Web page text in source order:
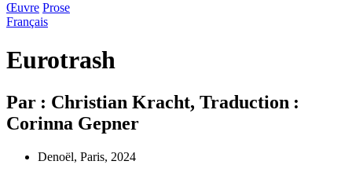
Œuvre Prose
Français
Eurotrash
Par : Christian Kracht, Traduction :
Corinna Gepner
Denoël, Paris, 2024